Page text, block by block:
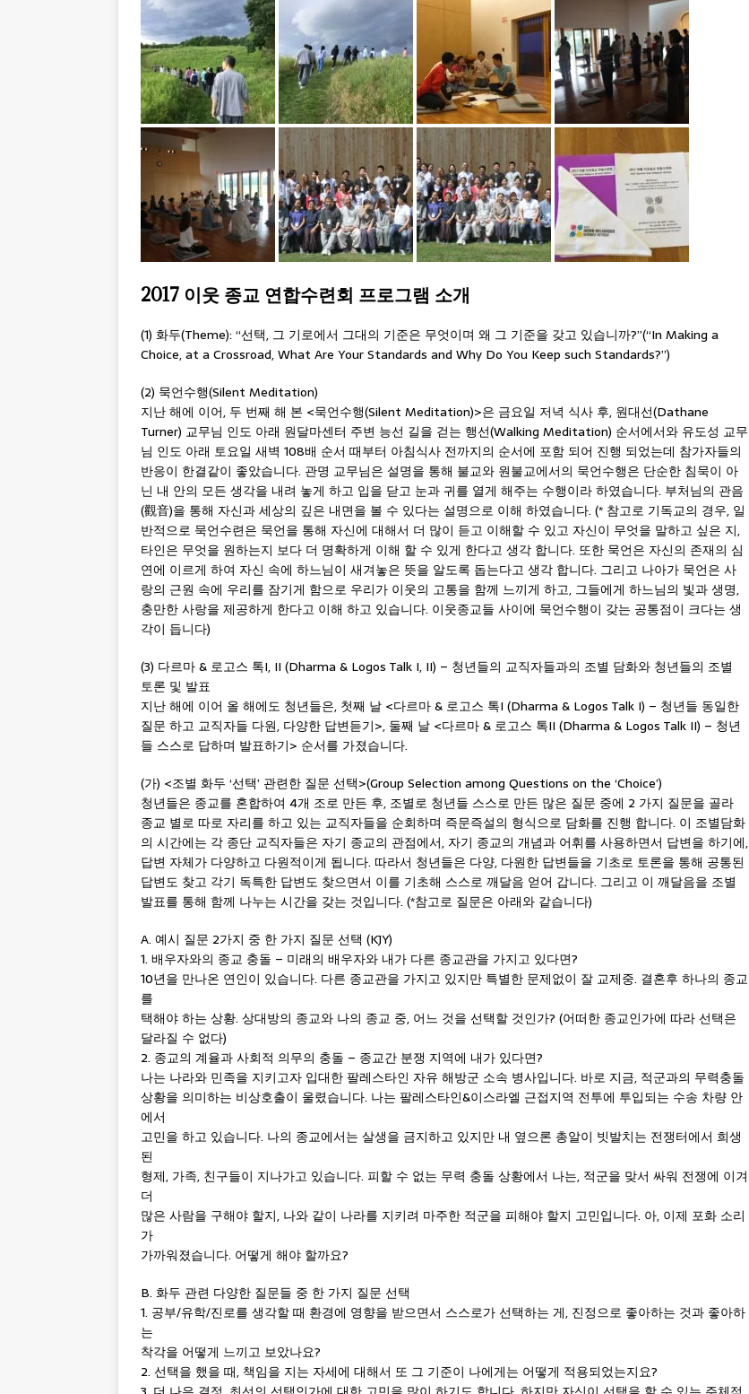
2017 이웃 종교 연합수련회 프로그램 소개
(1) 화두(Theme): “선택, 그 기로에서 그대의 기준은 무엇이며 왜 그 기준을 갖고 있습니까?”(“In Making a
Choice, at a Crossroad, What Are Your Standards and Why Do You Keep such Standards?”)
(2) 묵언수행(Silent Meditation)
지난 해에 이어, 두 번째 해 본 <묵언수행(Silent Meditation)>은 금요일 저녁 식사 후, 원대선(Dathane
Turner) 교무님 인도 아래 원달마센터 주변 능선 길을 걷는 행선(Walking Meditation) 순서에서와 유도성 교무
님 인도 아래 토요일 새벽 108배 순서 때부터 아침식사 전까지의 순서에 포함 되어 진행 되었는데 참가자들의
반응이 한결같이 좋았습니다. 관명 교무님은 설명을 통해 불교와 원불교에서의 묵언수행은 단순한 침묵이 아
닌 내 안의 모든 생각을 내려 놓게 하고 입을 닫고 눈과 귀를 열게 해주는 수행이라 하였습니다. 부처님의 관음
(觀音)을 통해 자신과 세상의 깊은 내면을 볼 수 있다는 설명으로 이해 하였습니다. (* 참고로 기독교의 경우, 일
반적으로 묵언수련은 묵언을 통해 자신에 대해서 더 많이 듣고 이해할 수 있고 자신이 무엇을 말하고 싶은 지,
타인은 무엇을 원하는지 보다 더 명확하게 이해 할 수 있게 한다고 생각 합니다. 또한 묵언은 자신의 존재의 심
연에 이르게 하여 자신 속에 하느님이 새겨놓은 뜻을 알도록 돕는다고 생각 합니다. 그리고 나아가 묵언은 사
랑의 근원 속에 우리를 잠기게 함으로 우리가 이웃의 고통을 함께 느끼게 하고, 그들에게 하느님의 빛과 생명,
충만한 사랑을 제공하게 한다고 이해 하고 있습니다. 이웃종교들 사이에 묵언수행이 갖는 공통점이 크다는 생
각이 듭니다)
(3) 다르마 & 로고스 톡I, II (Dharma & Logos Talk I, II) – 청년들의 교직자들과의 조별 담화와 청년들의 조별
토론 및 발표
지난 해에 이어 올 해에도 청년들은, 첫째 날 <다르마 & 로고스 톡I (Dharma & Logos Talk I) – 청년들 동일한
질문 하고 교직자들 다원, 다양한 답변듣기>, 둘째 날 <다르마 & 로고스 톡II (Dharma & Logos Talk II) – 청년
들 스스로 답하며 발표하기> 순서를 가졌습니다.
(가) <조별 화두 ‘선택’ 관련한 질문 선택>(Group Selection among Questions on the ‘Choice’)
청년들은 종교를 혼합하여 4개 조로 만든 후, 조별로 청년들 스스로 만든 많은 질문 중에 2 가지 질문을 골라
종교 별로 따로 자리를 하고 있는 교직자들을 순회하며 즉문즉설의 형식으로 담화를 진행 합니다. 이 조별담화
의 시간에는 각 종단 교직자들은 자기 종교의 관점에서, 자기 종교의 개념과 어휘를 사용하면서 답변을 하기에,
답변 자체가 다양하고 다원적이게 됩니다. 따라서 청년들은 다양, 다원한 답변들을 기초로 토론을 통해 공통된
답변도 찾고 각기 독특한 답변도 찾으면서 이를 기초해 스스로 깨달음 얻어 갑니다. 그리고 이 깨달음을 조별
발표를 통해 함께 나누는 시간을 갖는 것입니다. (*참고로 질문은 아래와 같습니다)
A. 예시 질문 2가지 중 한 가지 질문 선택 (KJY)
1. 배우자와의 종교 충돌 – 미래의 배우자와 내가 다른 종교관을 가지고 있다면?
10년을 만나온 연인이 있습니다. 다른 종교관을 가지고 있지만 특별한 문제없이 잘 교제중. 결혼후 하나의 종교
를
택해야 하는 상황. 상대방의 종교와 나의 종교 중, 어느 것을 선택할 것인가? (어떠한 종교인가에 따라 선택은
달라질 수 없다)
2. 종교의 계율과 사회적 의무의 충돌 – 종교간 분쟁 지역에 내가 있다면?
나는 나라와 민족을 지키고자 입대한 팔레스타인 자유 해방군 소속 병사입니다. 바로 지금, 적군과의 무력충돌
상황을 의미하는 비상호출이 울렸습니다. 나는 팔레스타인&이스라엘 근접지역 전투에 투입되는 수송 차량 안
에서
고민을 하고 있습니다. 나의 종교에서는 살생을 금지하고 있지만 내 옆으론 총알이 빗발치는 전쟁터에서 희생
된
형제, 가족, 친구들이 지나가고 있습니다. 피할 수 없는 무력 충돌 상황에서 나는, 적군을 맞서 싸워 전쟁에 이겨
더
많은 사람을 구해야 할지, 나와 같이 나라를 지키려 마주한 적군을 피해야 할지 고민입니다. 아, 이제 포화 소리
가
가까워졌습니다. 어떻게 해야 할까요?
B. 화두 관련 다양한 질문들 중 한 가지 질문 선택
1. 공부/유학/진로를 생각할 때 환경에 영향을 받으면서 스스로가 선택하는 게, 진정으로 좋아하는 것과 좋아하
는
착각을 어떻게 느끼고 보았나요?
2. 선택을 했을 때, 책임을 지는 자세에 대해서 또 그 기준이 나에게는 어떻게 적용되었는지요?